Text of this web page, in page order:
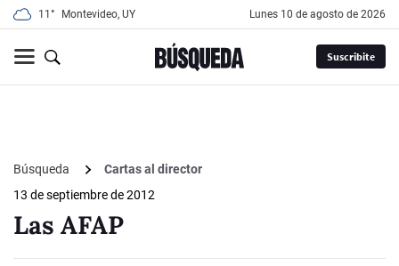
11° Montevideo, UY lunes 10 de agosto de 2026
Suscribite
Búsqueda
Cartas al director
13 de septiembre de 2012
Las AFAP